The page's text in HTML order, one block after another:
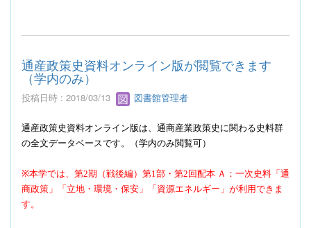
通産政策史資料オンライン版が閲覧できます
（学内のみ）
投稿日時 : 2018/03/13 図書館管理者
通産政策史資料オンライン版は、通商産業政策史に関わる史料群
の全文データベースです。（学内のみ閲覧可）
※本学では、第2期（戦後編）第1部・第2回配本 Ａ：一次史料「通
商政策」「立地・環境・保安」「資源エネルギー」が利用できま
す。